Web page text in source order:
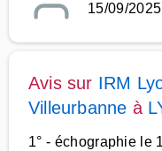
15/09/2025
Avis sur IRM
Villeurbanne à
1° - échographie le